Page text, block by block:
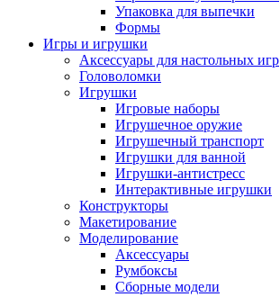
Упаковка для выпечки
Формы
Игры и игрушки
Аксессуары для настольных игр
Головоломки
Игрушки
Игровые наборы
Игрушечное оружие
Игрушечный транспорт
Игрушки для ванной
Игрушки-антистресс
Интерактивные игрушки
Конструкторы
Макетирование
Моделирование
Аксессуары
Румбоксы
Сборные модели